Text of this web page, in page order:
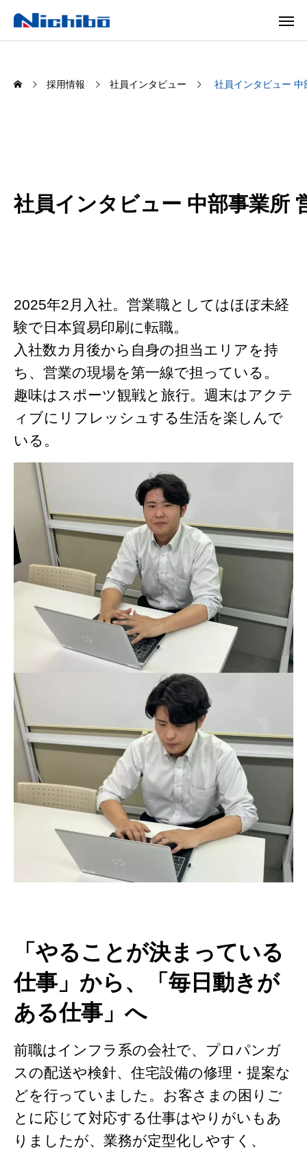
採用情報 社員インタビュー 社員インタビュー
社員インタビュー 中部事業所
2025年2月入社。営業職としてはほぼ未経
験で日本貿易印刷に転職。
入社数カ月後から自身の担当エリアを持
ち、営業の現場を第一線で担っている。
趣味はスポーツ観戦と旅行。週末はアクテ
ィブにリフレッシュする生活を楽しんで
いる。
「やることが決まっている
仕事」から、「毎日動きが
ある仕事」へ
前職はインフラ系の会社で、プロパンガ
スの配送や検針、住宅設備の修理・提案な
どを行っていました。お客さまの困りご
とに応じて対応する仕事はやりがいもあ
りましたが、業務が定型化しやすく、